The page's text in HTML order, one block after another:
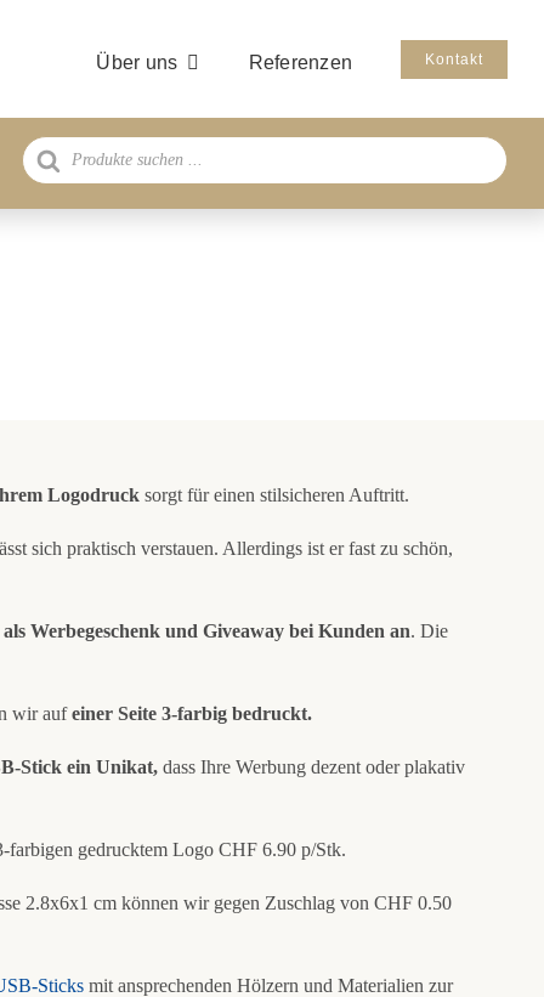
Über uns Referenzen Kontakt
Products
search
Logodrucksorgt für einen stilsicheren Auftritt.
sich praktisch verstauen. Allerdings ist er fast zu schön,
Werbegeschenk und Giveaway bei Kunden an. Die
wir aufeiner Seite 3-farbig bedruckt.
Stick ein Unikat,dass Ihre Werbung dezent oder plakativ
farbigen gedrucktem Logo CHF 6.90 p/Stk.
2.8x6x1 cm können wir gegen Zuschlag von CHF 0.50
Sticksmit ansprechenden Hölzern und Materialien zur